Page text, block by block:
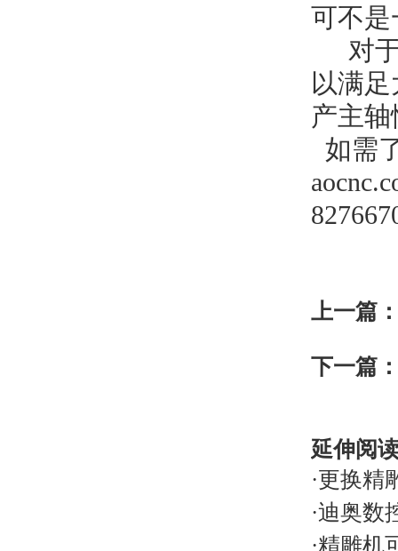
可不是
对
以满
产主
如需
上一篇
下一篇
延伸阅
·更换精
·迪奥数
·精雕机